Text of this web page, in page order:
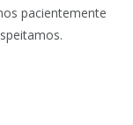
pacientemente